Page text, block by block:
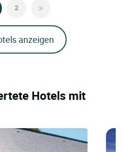
2
anzeigen
Hotels mit